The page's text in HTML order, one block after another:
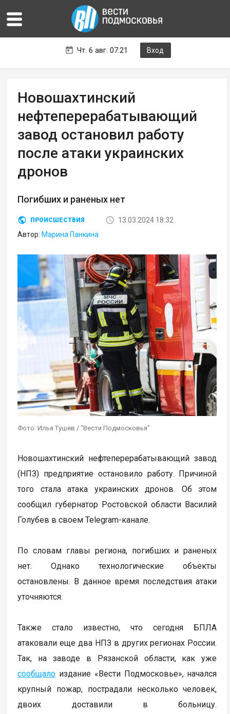
Чт. 6 авг. 07:21 Вход
Новошахтинский
нефтеперерабатывающий
завод остановил работу
после атаки украинских
дронов
Погибших и раненых нет
ПРОИСШЕСТВИЯ
13.03.2024 18:32
Автор: Марина Панкина
Фото: Илья Тушев / "Вести Подмосковья"
Новошахтинский нефтеперерабатывающий завод
(НПЗ) предприятие остановило работу. Причиной
того стала атака украинских дронов. Об этом
сообщил губернатор Ростовской области Василий
Голубев в своем Telegram-канале.
По словам главы региона, погибших и раненых
нет. Однако технологические объекты
остановлены. В данное время последствия атаки
уточняются.
Также стало известно, что сегодня БПЛА
атаковали еще два НПЗ в других регионах России.
Так, на заводе в Рязанской области, как уже
сообщало издание «Вести Подмосковье», начался
крупный пожар, пострадали несколько человек,
двоих доставили в больницу.